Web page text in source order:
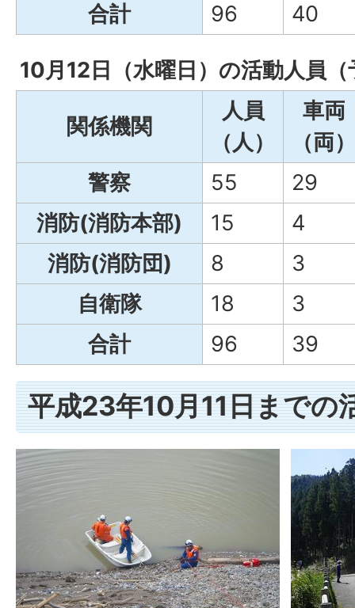
合計
96 40
10月12日（水曜日）の活動人員（
関係機関
人員
（人）
車両
（両）
警察
55
29
消防(消防本部)
15
4
消防(消防団)
8
3
自衛隊
18
3
合計
96 39
平成23年10月11日までの